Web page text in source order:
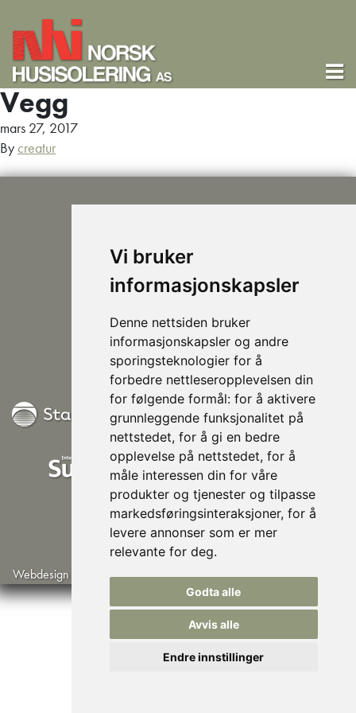
Vi bruker
informasjonskapsler
Denne nettsiden bruker
informasjonskapsler og andre
sporingsteknologier for å
forbedre nettleseropplevelsen din
for følgende formål: for å aktivere
grunnleggende funksjonalitet på
nettstedet, for å gi en bedre
opplevelse på nettstedet, for å
måle interessen din for våre
produkter og tjenester og tilpasse
markedsføringsinteraksjoner, for å
levere annonser som er mer
relevante for deg.
Godta alle
Avvis alle
Endre innstillinger
Vegg
mars 27, 2017
Bycreatur
post@nhusi.no
948 80 685
Følg oss på Facebook
Webdesign av Lindbak IT ©Norsk Husisolering AS